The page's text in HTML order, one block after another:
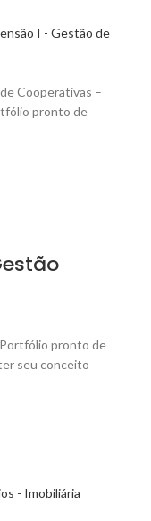
I - Gestão de
Cooperativas –
pronto de
pronto de
seu conceito